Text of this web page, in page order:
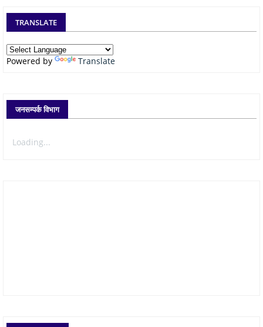
TRANSLATE
Powered by Translate
जनसम्पर्क विभाग
Loading...